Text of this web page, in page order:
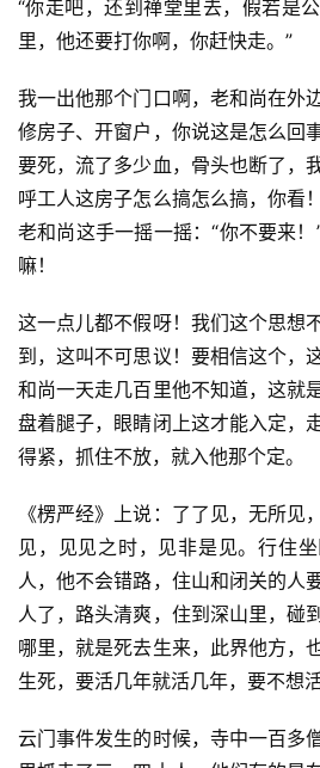
八
僧
音
高
僧
访
心
乐
菩
提
专
题
公
益
慈
善
佛
“你走吧，还到禅堂里去，假若是
里，他还要打你啊，你赶快走。”
我一出他那个门口啊，老和尚在外
修房子、开窗户，你说这是怎么回
要死，流了多少血，骨头也断了，
呼工人这房子怎么搞怎么搞，你看
老和尚这手一摇一摇：“你不要来
嘛！
这一点儿都不假呀！我们这个思想
到，这叫不可思议！要相信这个，
和尚一天走几百里他不知道，这就
盘着腿子，眼睛闭上这才能入定，
得紧，抓住不放，就入他那个定。
《楞严经》上说：了了见，无所见
见，见见之时，见非是见。行住
人，他不会错路，住山和闭关的人
人了，路头清爽，住到深山里，碰
哪里，就是死去生来，此界他方，
生死，要活几年就活几年，要不想
云门事件发生的时候，寺中一百多